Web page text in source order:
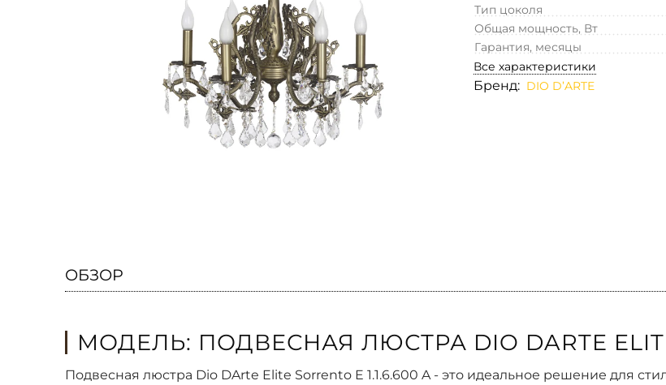
Тип цоколя
Общая мощность, Вт
Гарантия, месяцы
Все характеристики
Бренд: DIO D’ARTE
ОБЗОР
МОДЕЛЬ: ПОДВЕСНАЯ ЛЮСТРА DIO DARTE ELITE
Подвесная люстра Dio DArte Elite Sorrento E 1.1.6.600 A - это идеальное решение для